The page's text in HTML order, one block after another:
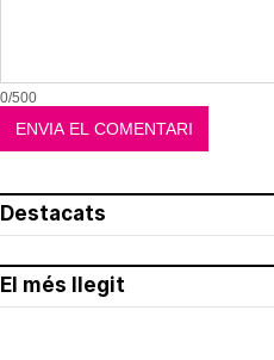
0/500
Destacats
El més llegit